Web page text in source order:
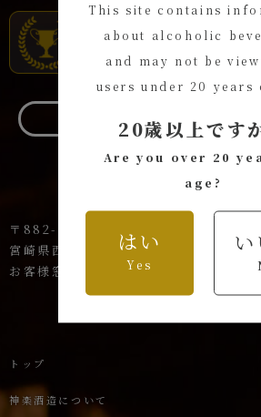
This site contains
about alcoholic
and may not be
users under 20 years
20歳以上です
Are you over 20
age?
はい
Yes
い
トップ
神楽酒造について
お問い合わせ
〒882-1621
宮崎県西臼杵郡高千穂町岩戸144-1
お客様窓口 TEL:0120-44-8801